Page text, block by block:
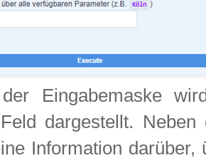
der Eingabemaske
dargestellt.
Information